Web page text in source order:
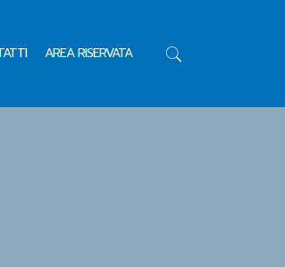
AREA RISERVATA